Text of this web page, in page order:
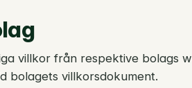
villkor från respektive bolags
bolagets villkorsdokument.